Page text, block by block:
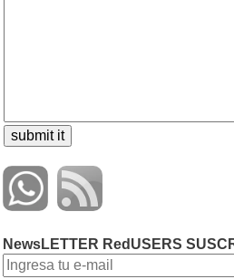
NewsLETTER RedUSERS